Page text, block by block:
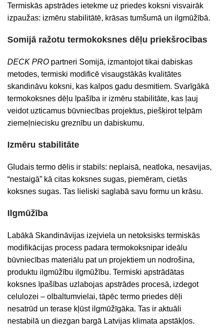
Termiskās apstrādes ietekme uz priedes koksni visvairāk
izpaužas: izmēru stabilitātē, krāsas tumšumā un ilgmūžībā.
Somijā ražotu termokoksnes dēļu priekšrocības
DECK PRO partneri Somijā, izmantojot tikai dabiskas
metodes, termiski modificē visaugstākās kvalitātes
skandināvu koksni, kas kalpos gadu desmitiem. Svarīgākā
termokoksnes dēļu īpašība ir izmēru stabilitāte, kas ļauj
veidot uzticamus būvniecības projektus, piešķirot telpām
ziemeļniecisku greznību un dabiskumu.
Izmēru stabilitāte
Gludais termo dēlis ir stabils: neplaisā, neatloka, nesavijas,
“nestaigā” kā citas koksnes sugas, piemēram, cietās
koksnes sugas. Tas lieliski saglabā savu formu un krāsu.
Ilgmūžība
Labākā Skandināvijas izejviela un netoksisks termiskās
modifikācijas process padara termokoksnipar ideālu
būvniecības materiālu pat un projektiem un nodrošina,
produktu ilgmūžību ilgmūžību. Termiski apstrādātas
koksnes īpašības uzlabojas apstrādes procesā, izdegot
celulozei – olbaltumvielai, tāpēc termo priedes dēļi
nesatrūd un terase kļūst ilgmūžīgāka. Tas ir aktuāli
nestabilā un diezgan bargā Latvijas klimata apstākļos.